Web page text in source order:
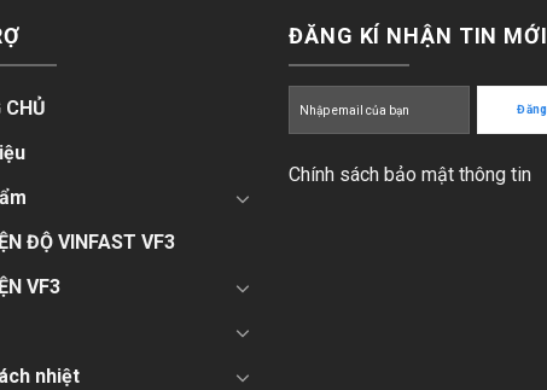
CHỦ
ĐỘ VINFAST VF3
VF3
nhiệt
ĐĂNG KÍ NHẬN TIN MỚI
Chính sách bảo mật thông tin